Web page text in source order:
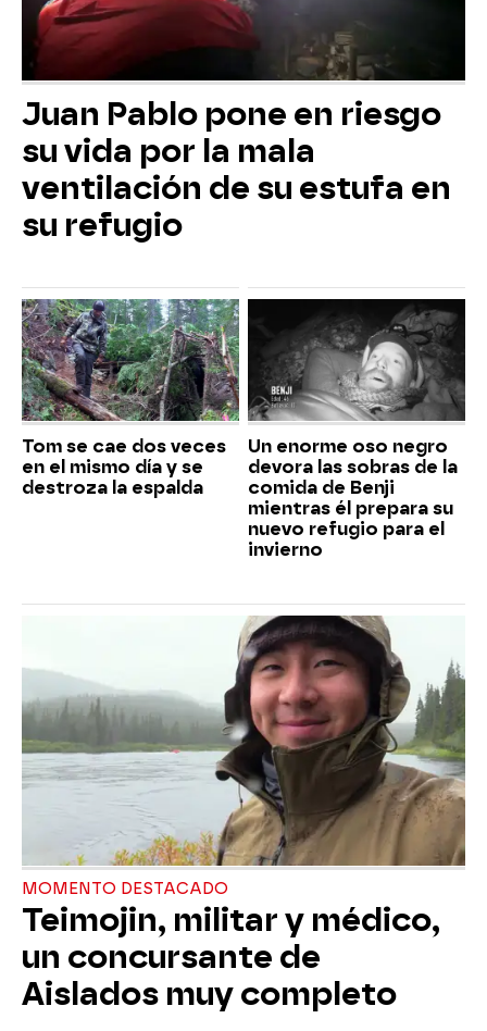
Juan Pablo pone en riesgo
su vida por la mala
ventilación de su estufa en
su refugio
Tom se cae dos veces
en el mismo día y se
destroza la espalda
Un enorme oso negro
devora las sobras de la
comida de Benji
mientras él prepara su
nuevo refugio para el
invierno
MOMENTO DESTACADO
Teimojin, militar y médico,
un concursante de
Aislados muy completo